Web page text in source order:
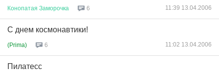
Конопатая Заморочка 6 11:39 13.04.2006
С днем космонавтики!
(Prima) 6 11:02 13.04.2006
Пилатесс